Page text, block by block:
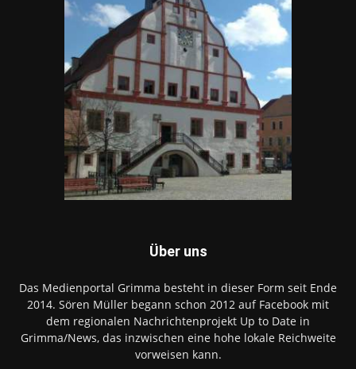
Über uns
Das Medienportal Grimma besteht in dieser Form seit Ende
2014. Sören Müller begann schon 2012 auf Facebook mit
dem regionalen Nachrichtenprojekt Up to Date in
Grimma/News, das inzwischen eine hohe lokale Reichweite
vorweisen kann.